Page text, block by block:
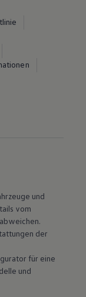
und
vom
der
für eine
und